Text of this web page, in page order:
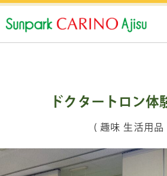
ドクタートロン体
( 趣味 生活用品